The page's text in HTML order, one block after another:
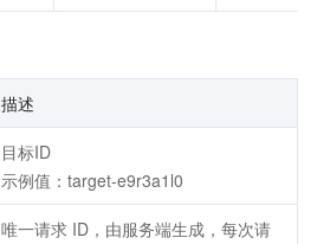
描述
目标ID
示例值：target-e9r3a1l0
唯一请求 ID，由服务端生成，每次请